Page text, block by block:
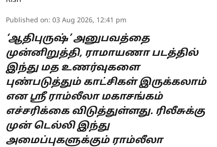
Published on: 03 Aug 2026, 12:41 pm
‘ஆதிபுருஷ்’ அனுபவத்தை
முன்னிறுத்தி, ராமாயணா படத்தில்
இந்து மத உணர்வுகளை
புண்படுத்தும் காட்சிகள் இருக்கலாம்
என ஸ்ரீ ராம்லீலா மகாசங்கம்
எச்சரிக்கை விடுத்துள்ளது. ரிலீசுக்கு
முன் டெல்லி இந்து
அமைப்புகளுக்கும் ராம்லீலா